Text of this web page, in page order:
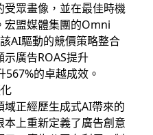
眾畫像，並在最佳時機
宏盟媒體集團的Omni
AI驅動的競價策略整合
廣告ROAS提升
567%的卓越成效。
正經歷生成式AI帶來的
上重新定義了廣告創意